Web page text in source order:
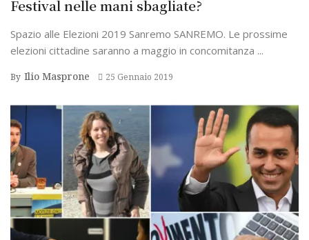
Festival nelle mani sbagliate?
Spazio alle Elezioni 2019 Sanremo SANREMO. Le prossime
elezioni cittadine saranno a maggio in concomitanza ...
By Ilio Masprone 25 Gennaio 2019